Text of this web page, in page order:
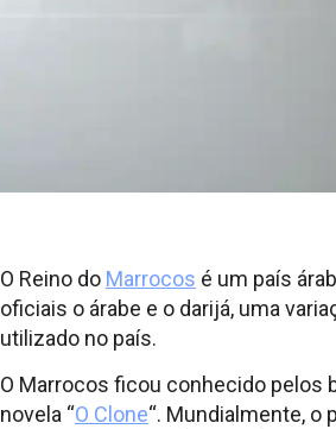
O Reino do Marrocos é um país
oficiais o árabe e o darijá, uma
utilizado no país.
O Marrocos ficou conhecido pelos
novela “O Clone“. Mundialmente, o